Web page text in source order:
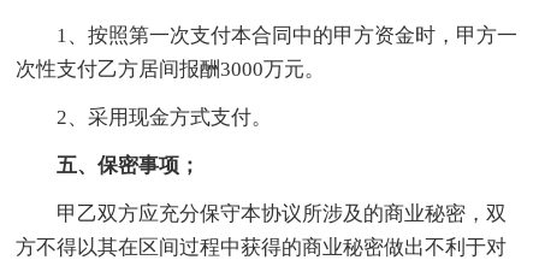
1、按照第一次支付本合同中的甲方资金时，甲方一
次性支付乙方居间报酬3000万元。
2、采用现金方式支付。
五、保密事项；
甲乙双方应充分保守本协议所涉及的商业秘密，双
方不得以其在区间过程中获得的商业秘密做出不利于对